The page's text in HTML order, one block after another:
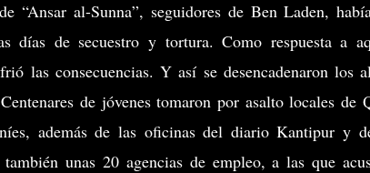
“Ansar al-Sunna”, seguidores de Ben Laden,
días de secuestro y tortura. Como respuesta a
las consecuencias. Y así se desencadenaron los
de jóvenes tomaron por asalto locales
además de las oficinas del diario Kantipur y
también unas 20 agencias de empleo, a las que